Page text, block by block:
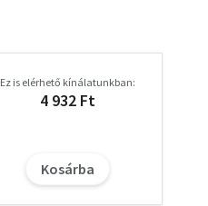
Ez is elérhető kínálatunkban:
4 932 Ft
Kosárba